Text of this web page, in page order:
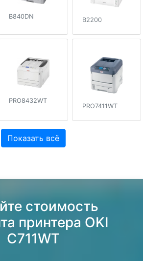
B840DN B2200
PRO8432WT
PRO7411WT
Показать всё
стоимость
принтера OKI
C711WT